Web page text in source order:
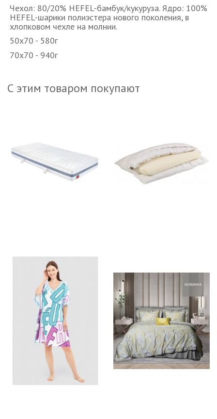
Чехол: 80/20% HEFEL-бамбук/кукуруза. Ядро: 100%
HEFEL-шарики полиэстера нового поколения, в
хлопковом чехле на молнии.
50х70 - 580г
70х70 - 940г
С этим товаром покупают